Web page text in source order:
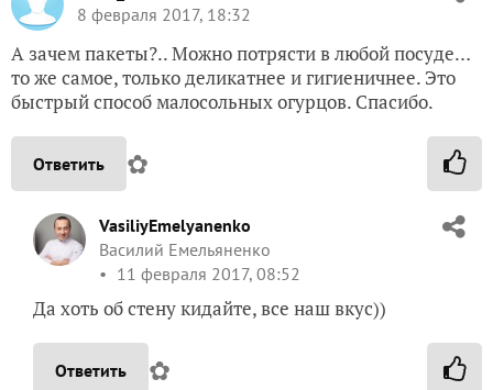
8 февраля 2017, 18:32
А зачем пакеты?.. Можно потрясти в любой посуде…
то же самое, только деликатнее и гигиеничнее. Это
быстрый способ малосольных огурцов. Спасибо.
Ответить ✿
VasiliyEmelyanenko
Василий Емельяненко
11 февраля 2017, 08:52
Да хоть об стену кидайте, все наш вкус))
Ответить ✿